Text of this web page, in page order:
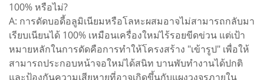
100% หรือไม่?
A: การดัดบอดี้อลูมิเนียมหรือโลหะผสมอาจไม่สามารถกลับมา
เรียบเนียนได้ 100% เหมือนเครื่องใหม่ไร้รอยขีดข่วน แต่เป้า
หมายหลักในการดัดคือการทำให้โครงสร้าง "เข้ารูป" เพื่อให้
สามารถประกอบหน้าจอใหม่ได้สนิท บานพับทำงานได้ปกติ
และป้องกันความเสียหายที่อาจเกิดขึ้นกับแผงวงจรภายใน